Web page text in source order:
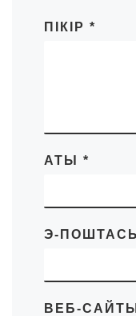
ПІКІР *
АТЫ *
Э-
ВЕБ-САЙТЫ